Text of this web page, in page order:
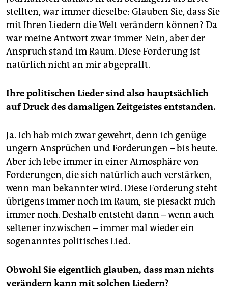
stellten, war immer dieselbe: Glauben Sie, dass Sie
mit Ihren Liedern die Welt verändern können? Da
war meine Antwort zwar immer Nein, aber der
Anspruch stand im Raum. Diese Forderung ist
natürlich nicht an mir abgeprallt.
Ihre politischen Lieder sind also hauptsächlich
auf Druck des damaligen Zeitgeistes entstanden.
Ja. Ich hab mich zwar gewehrt, denn ich genüge
ungern Ansprüchen und Forderungen – bis heute.
Aber ich lebe immer in einer Atmosphäre von
Forderungen, die sich natürlich auch verstärken,
wenn man bekannter wird. Diese Forderung steht
übrigens immer noch im Raum, sie piesackt mich
immer noch. Deshalb entsteht dann – wenn auch
seltener inzwischen – immer mal wieder ein
sogenanntes politisches Lied.
Obwohl Sie eigentlich glauben, dass man nichts
verändern kann mit solchen Liedern?